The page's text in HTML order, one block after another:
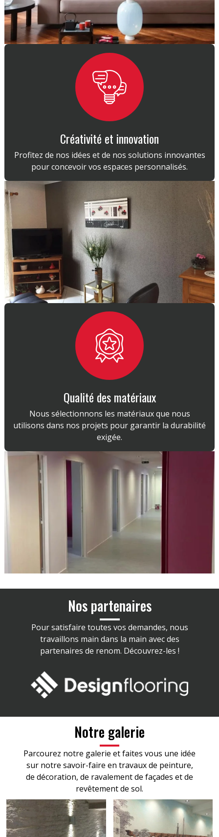
Créativité et innovation
Profitez de nos idées et de nos solutions innovantes
pour concevoir vos espaces personnalisés.
Qualité des matériaux
Nous sélectionnons les matériaux que nous
utilisons dans nos projets pour garantir la durabilité
exigée.
Nos partenaires
Pour satisfaire toutes vos demandes, nous
travaillons main dans la main avec des
partenaires de renom. Découvrez-les !
Notre galerie
Parcourez notre galerie et faites vous une idée
sur notre savoir-faire en travaux de peinture,
de décoration, de ravalement de façades et de
revêtement de sol.